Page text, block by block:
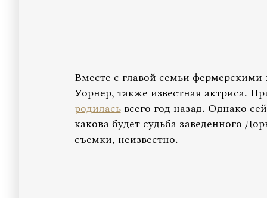
Вместе с главой семьи фермерскими
Уорнер, также известная актриса.
родиласьвсего год назад. Однако
какова будет судьба заведенного
съемки, неизвестно.